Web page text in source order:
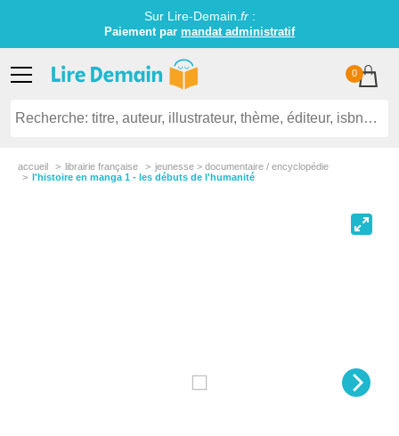
Sur Lire-Demain. fr:
Paiement par mandat administratif
0
accueil librairie française
jeunesse > documentaire / encyclopédie
l'histoire en manga 1 - les débuts de l'humanité